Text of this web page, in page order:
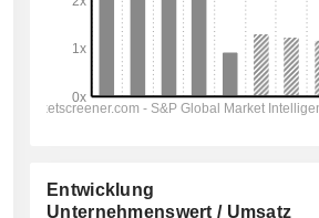
Entwicklung
Unternehmenswert / Umsatz